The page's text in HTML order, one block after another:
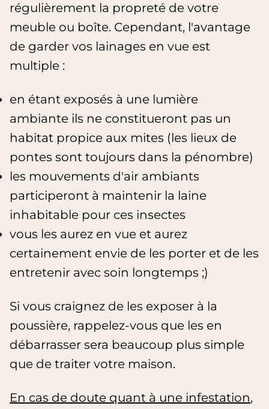
régulièrement la propreté de votre
meuble ou boîte. Cependant, l'avantage
de garder vos lainages en vue est
multiple :
en étant exposés à une lumière
ambiante ils ne constitueront pas un
habitat propice aux mites (les lieux de
pontes sont toujours dans la pénombre)
les mouvements d'air ambiants
participeront à maintenir la laine
inhabitable pour ces insectes
vous les aurez en vue et aurez
certainement envie de les porter et de les
entretenir avec soin longtemps ;)
Si vous craignez de les exposer à la
poussière, rappelez-vous que les en
débarrasser sera beaucoup plus simple
que de traiter votre maison.
En cas de doute quant à une infestation,